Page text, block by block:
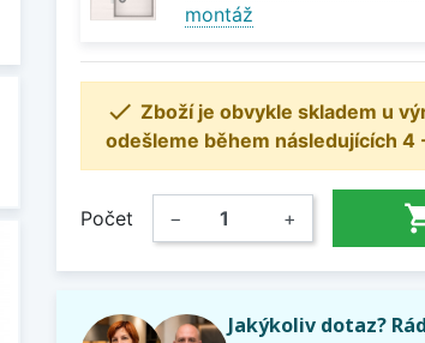
montáž
 Zboží je obvykle skladem u
odešleme během následujících 4
Počet − +
Jakýkoliv dotaz?